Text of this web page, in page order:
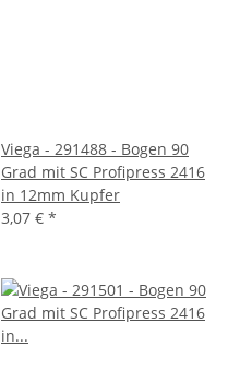
Viega - 291488 - Bogen 90
Grad mit SC Profipress 2416
in 12mm Kupfer
3,07 € *